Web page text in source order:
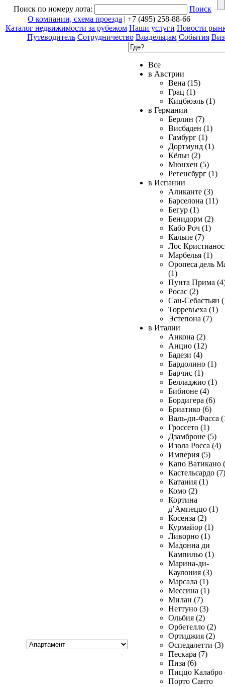
Поиск по номеру лота:
Поиск
О компании, схема проезда | +7 (495) 258-88-66
Каталог недвижимости за рубежом Наши услуги Новости
Путеводитель Сотрудничество Владельцам События
Все
в Австрии
Вена (15)
Грац (1)
Кицбюэль (1)
в Германии
Берлин (7)
Висбаден (1)
Гамбург (1)
Дортмунд (1)
Кёльн (2)
Мюнхен (5)
Регенсбург (1)
в Испании
Аликанте (3)
Барселона (11)
Бегур (1)
Бенидорм (2)
Кабо Роч (1)
Кальпе (7)
Лос
Марбелья (1)
Оропеса дель
(1)
Пунта Прима
Росас (2)
Сан-Себастьян
Торревьеха (1)
Эстепона (7)
в Италии
Анкона (2)
Анцио (12)
Бадези (4)
Бардолино (1)
Барчис (1)
Белладжио (1)
Бибионе (4)
Бордигера (6)
Бриатико (6)
Валь-ди-Фасса
Гроссето (1)
Дзамброне (5)
Изола Росса (4)
Империя (5)
Капо Ватикано
Кастельсардо (7)
Катания (1)
Комо (2)
Кортина
д’Ампеццо (1)
Косенза (2)
Курмайор (1)
Ливорно (1)
Мадонна ди
Кампильо (1)
Марина-ди-
Каулония (3)
Марсала (1)
Мессина (1)
Милан (7)
Неттуно (3)
Ольбия (2)
Орбетелло (2)
Ортиджия (2)
Оспедалетти (3)
Пескара (7)
Пиза (6)
Пиццо Калабро
Порто Санто